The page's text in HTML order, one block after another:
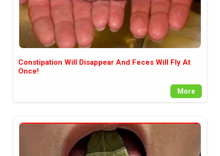
Constipation Will Disappear And Feces Will Fly At
Once!
More